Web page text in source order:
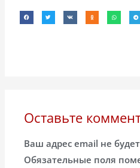
Оставьте
Ваш адрес email не
Обязательные поля